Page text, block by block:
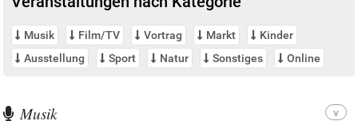
Musik Film/TV Vortrag Markt
Kinder
Ausstellung
Sport Natur Sonstiges Online
Musik